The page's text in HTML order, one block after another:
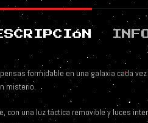
formidable en una galaxia cada
misterio.
con una luz táctica removible y luces